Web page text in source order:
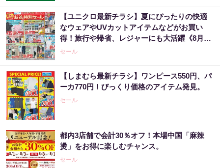
【ユニクロ最新チラシ】夏にぴったりの快適
なウェアやUVカットアイテムなどがお買い
得！旅行や帰省、レジャーにも大活躍《8月13
日まで》
セール
【しまむら最新チラシ】ワンピース550円、パ
ーカ770円！びっくり価格のアイテム発見。
セール
都内3店舗で会計30％オフ！本場中国「麻辣
燙」をお得に楽しむチャンス。
セール